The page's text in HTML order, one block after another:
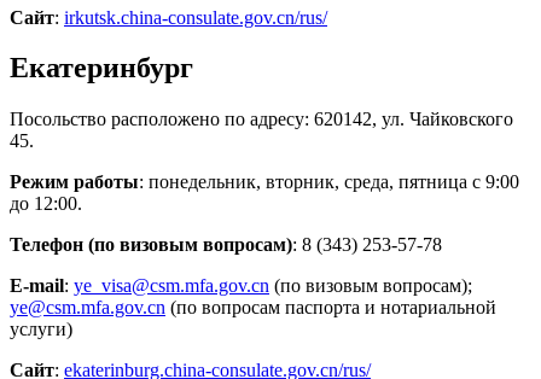
Сайт: irkutsk.china-consulate.gov.cn/rus/
Екатеринбург
Посольство расположено по адресу: 620142, ул. Чайковского
45.
Режим работы: понедельник, вторник, среда, пятница с 9:00
до 12:00.
Телефон (по визовым вопросам): 8 (343) 253-57-78
E-mail: ye_visa@csm.mfa.gov.cn (по визовым вопросам);
ye@csm.mfa.gov.cn (по вопросам паспорта и нотариальной
услуги)
Сайт: ekaterinburg.china-consulate.gov.cn/rus/